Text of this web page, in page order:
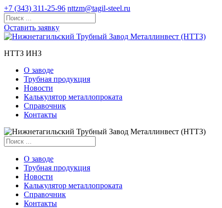
+7 (343) 311-25-96 nttzm@tagil-steel.ru
Оставить заявку
НТТЗ ИНЗ
О заводе
Трубная продукция
Новости
Калькулятор металлопроката
Справочник
Контакты
О заводе
Трубная продукция
Новости
Калькулятор металлопроката
Справочник
Контакты